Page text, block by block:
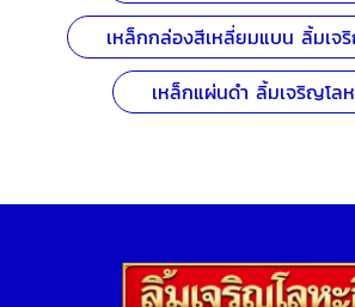
เหล็กกล่องสีเหลี่ยมแบน ลิ้มเจ
เหล็กแผ่นดำ ลิ้มเจริญโล